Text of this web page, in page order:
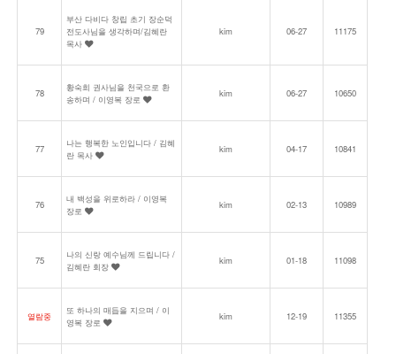
79
부산 다비다 창립 초기 장순덕
전도사님을 생각하며/김혜란
목사
kim 06-27 11175
78
황숙희 권사님을 천국으로 환
송하며 / 이영복 장로
kim 06-27 10650
77
나는 행복한 노인입니다 / 김혜
란 목사
kim 04-17 10841
76
내 백성을 위로하라 / 이영복
장로
kim 02-13 10989
75
나의 신랑 예수님께 드립니다 /
김혜란 회장
kim 01-18 11098
열람중
또 하나의 매듭을 지으며 / 이
영복 장로
kim 12-19 11355